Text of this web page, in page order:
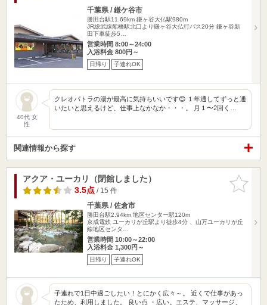
千葉県 / 鎌ケ谷市
勝田台駅11.69km 鎌ヶ谷大仏駅980m
JR総武線船橋駅北口より鎌ヶ谷大仏行バス20分 鎌ヶ谷新
田下車徒歩5…
営業時間 8:00～24:00
入浴料金 800円～
日帰り 子連れOK
40代 女
性
クレオパトラの湯が最高に気持ちいいです😊 １年通してずっと通
いたいと思えるけど、仕事上なかなか・・・。 月１〜2回く…
関連情報から探す
お気に入
りに追加
アクア・ユーカリ（閉館しました）
3.5点/ 15 件
千葉県 / 佐倉市
勝田台駅2.94km 地区センター駅120m
京成電鉄 ユーカリが丘駅より徒歩4分 、山万ユーカリが丘
線地区センタ…
営業時間 10:00～22:00
入浴料金 1,300円～
日帰り 子連れOK
子連れで1日中過ごしたい！とにかく広々～。 近くで仕事があっ
たため、利用しました。 良い点 ・広い。エステ、マッサージ、